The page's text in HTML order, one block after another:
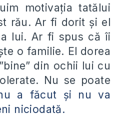
motivația tatălui
rău. Ar fi dorit și el
lui. Ar fi spus că îi
o familie. El dorea
din ochii lui cu
Nu se poate
a făcut și nu va
niciodată.